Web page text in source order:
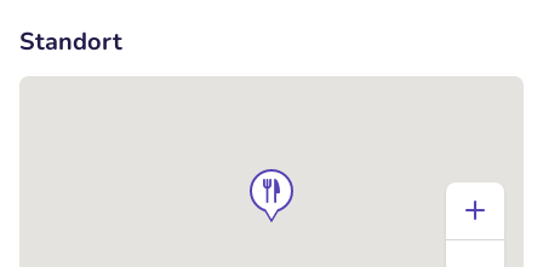
Standort